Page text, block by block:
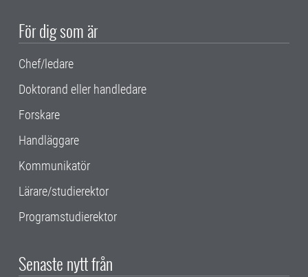
För dig som är
Chef/ledare
Doktorand eller handledare
Forskare
Handläggare
Kommunikatör
Lärare/studierektor
Programstudierektor
Senaste nytt från